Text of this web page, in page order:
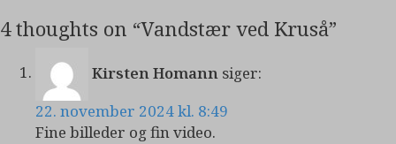
4 thoughts on “Vandstær ved Kruså”
Kirsten Homann siger:
22. november 2024 kl. 8:49
Fine billeder og fin video.